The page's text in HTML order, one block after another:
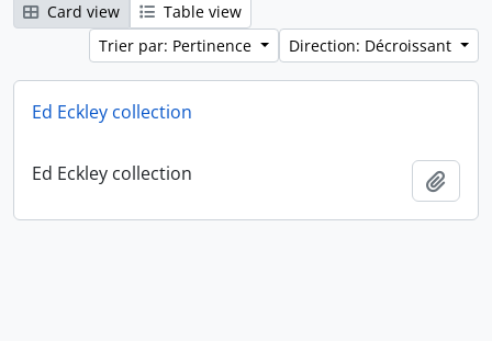
Card view
Table view
Trier par: Pertinence
Direction: Décroissant
Ed Eckley collection
Ed Eckley collection